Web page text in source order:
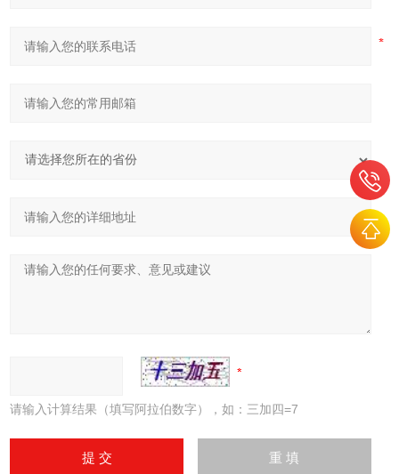
请输入计算结果（填写阿拉伯数字），如：三加四=7